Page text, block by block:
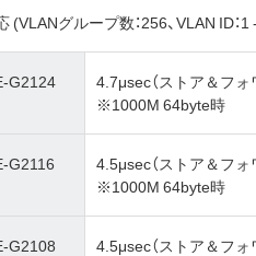
(VLANグループ数：256、VLAN ID
G2124
4.7μsec（ストア＆フォ
※1000M 64byte時
G2116
4.5μsec（ストア＆フォ
※1000M 64byte時
G2108
4.5μsec（ストア＆フォ